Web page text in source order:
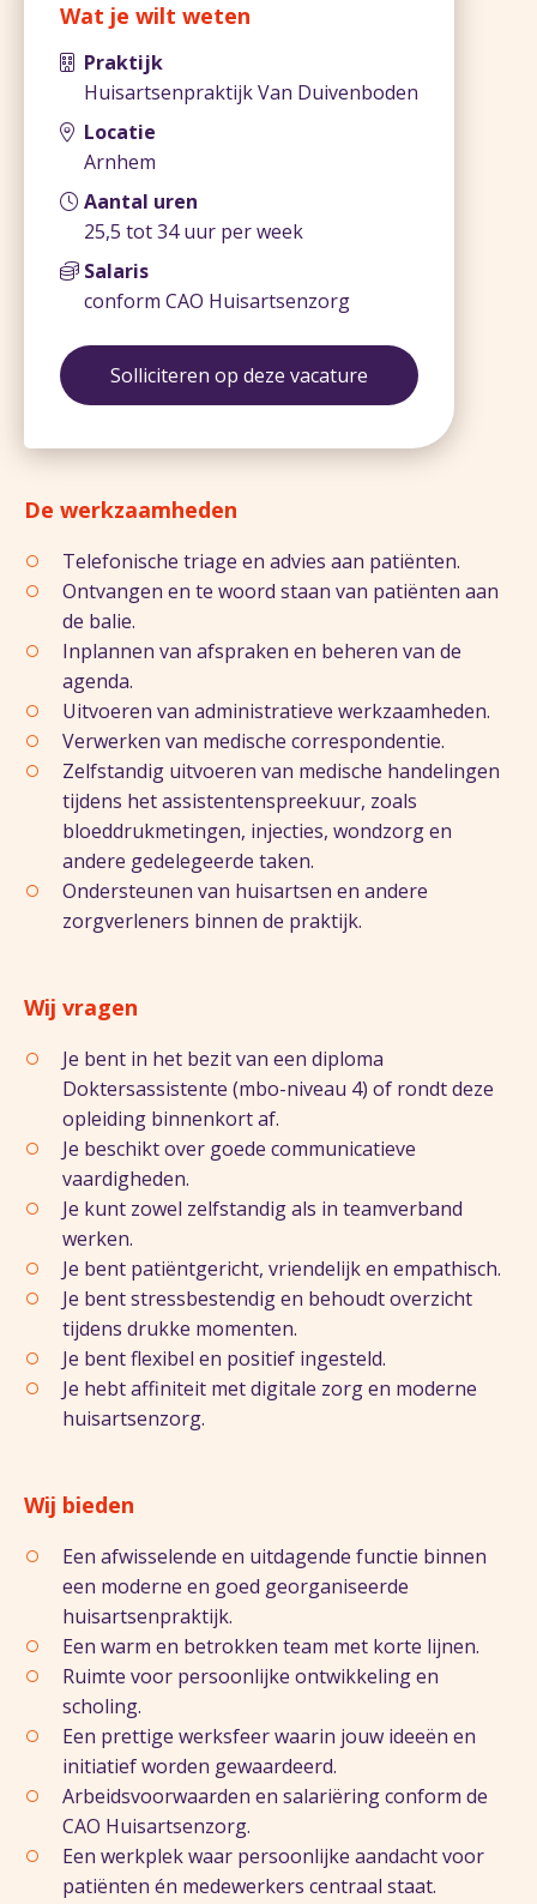
De werkzaamheden
Telefonische triage en advies aan patiënten.
Ontvangen en te woord staan van patiënten aan
de balie.
Inplannen van afspraken en beheren van de
agenda.
Uitvoeren van administratieve werkzaamheden.
Verwerken van medische correspondentie.
Zelfstandig uitvoeren van medische handelingen
tijdens het assistentenspreekuur, zoals
bloeddrukmetingen, injecties, wondzorg en
andere gedelegeerde taken.
Ondersteunen van huisartsen en andere
zorgverleners binnen de praktijk.
Wij vragen
Je bent in het bezit van een diploma
Doktersassistente (mbo-niveau 4) of rondt deze
opleiding binnenkort af.
Je beschikt over goede communicatieve
vaardigheden.
Je kunt zowel zelfstandig als in teamverband
werken.
Je bent patiëntgericht, vriendelijk en empathisch.
Je bent stressbestendig en behoudt overzicht
tijdens drukke momenten.
Je bent flexibel en positief ingesteld.
Je hebt affiniteit met digitale zorg en moderne
huisartsenzorg.
Wij bieden
Een afwisselende en uitdagende functie binnen
een moderne en goed georganiseerde
huisartsenpraktijk.
Een warm en betrokken team met korte lijnen.
Ruimte voor persoonlijke ontwikkeling en
scholing.
Een prettige werksfeer waarin jouw ideeën en
initiatief worden gewaardeerd.
Arbeidsvoorwaarden en salariëring conform de
CAO Huisartsenzorg.
Een werkplek waar persoonlijke aandacht voor
patiënten én medewerkers centraal staat.
Wat je wilt weten
Praktijk
Huisartsenpraktijk Van Duivenboden
Locatie
Arnhem
Aantal uren
25,5 tot 34 uur per week
Salaris
conform CAO Huisartsenzorg
Solliciteren op deze vacature